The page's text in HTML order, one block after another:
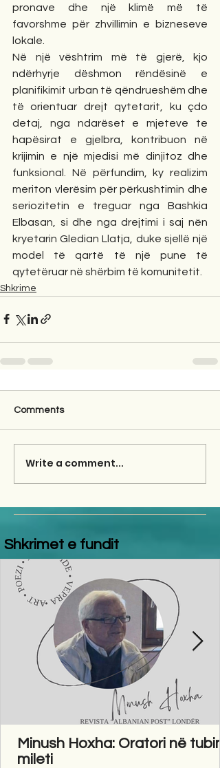
pronave dhe një klimë më të
favorshme për zhvillimin e bizneseve
lokale.
Në një vështrim më të gjerë, kjo
ndërhyrje dëshmon rëndësinë e
planifikimit urban të qëndrueshëm dhe
të orientuar drejt qytetarit, ku çdo
detaj, nga ndarëset e mjeteve te
hapësirat e gjelbra, kontribuon në
krijimin e një mjedisi më dinjitoz dhe
funksional. Në përfundim, ky realizim
meriton vlerësim për përkushtimin dhe
seriozitetin e treguar nga Bashkia
Elbasan, si dhe nga drejtimi i saj nën
kryetarin Gledian Llatja, duke sjellë një
model të qartë të një pune të
qytetëruar në shërbim të komunitetit.
Shkrime
Comments
Write a comment...
Shkrimet e fundit
Minush Hoxha: Oratori në tubim
mileti